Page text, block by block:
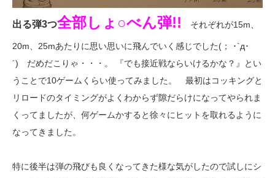
出る弾3つ全部しょ○べん弾!! それぞれが15m、
20m、25mあたりに思い思いに飛んでいく感じでした(； ･`д･
´) だめだこりゃ・・・。 『でも接近戦ならいけるかな？』とい
うことで10ゲームくらい使ってみました。 最初はコッキングと
リロードのタイミングがよくわからず隙だらけになってやられま
くってましたが、何ゲームかすると徐々にヒットを取れるように
なってきました。
特に後半は弾の飛びも良くなってきた様な気がしたので試しにシ